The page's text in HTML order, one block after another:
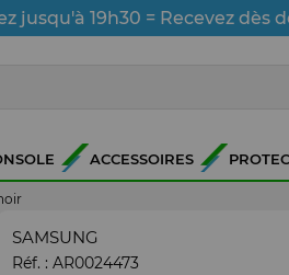
jusqu'à 19h30 = Recevez dès
ACCESSOIRES
SAMSUNG
Réf. : AR0024473